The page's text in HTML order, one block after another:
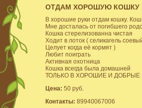
ОТДАМ ХОРОШУЮ КОШКУ
В хорошие руки отдам кошку.
Мне досталась от погибшего
Кошка стерелизованна чистая
Ходит в лоток ( селикагель
Целует когда её кормят )
Любит поиграть
Активная охотница
Кошка всегда была домашней
ТОЛЬКО В ХОРОШИЕ И ДОБРЫЕ
Цена: 50 руб.
Контакты: 89940067006